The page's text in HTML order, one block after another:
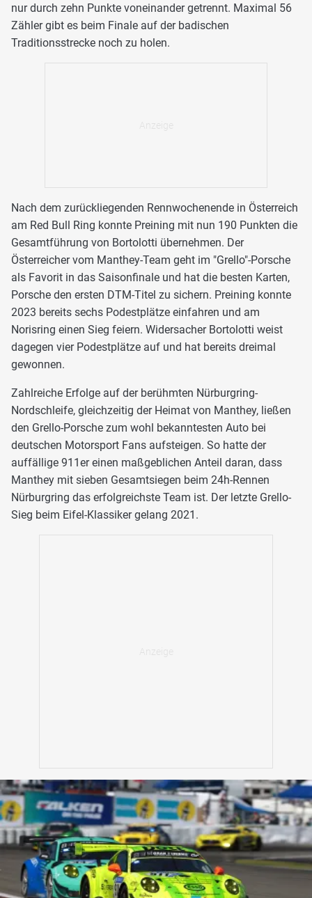
nur durch zehn Punkte voneinander getrennt. Maximal 56
Zähler gibt es beim Finale auf der badischen
Traditionsstrecke noch zu holen.
Nach dem zurückliegenden Rennwochenende in Österreich
am Red Bull Ring konnte Preining mit nun 190 Punkten die
Gesamtführung von Bortolotti übernehmen. Der
Österreicher vom Manthey-Team geht im "Grello"-Porsche
als Favorit in das Saisonfinale und hat die besten Karten,
Porsche den ersten DTM-Titel zu sichern. Preining konnte
2023 bereits sechs Podestplätze einfahren und am
Norisring einen Sieg feiern. Widersacher Bortolotti weist
dagegen vier Podestplätze auf und hat bereits dreimal
gewonnen.
Zahlreiche Erfolge auf der berühmten Nürburgring-
Nordschleife, gleichzeitig der Heimat von Manthey, ließen
den Grello-Porsche zum wohl bekanntesten Auto bei
deutschen Motorsport Fans aufsteigen. So hatte der
auffällige 911er einen maßgeblichen Anteil daran, dass
Manthey mit sieben Gesamtsiegen beim 24h-Rennen
Nürburgring das erfolgreichste Team ist. Der letzte Grello-
Sieg beim Eifel-Klassiker gelang 2021.